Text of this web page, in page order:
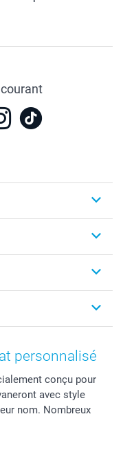
personnalisé
conçu pour
avec style
nom. Nombreux